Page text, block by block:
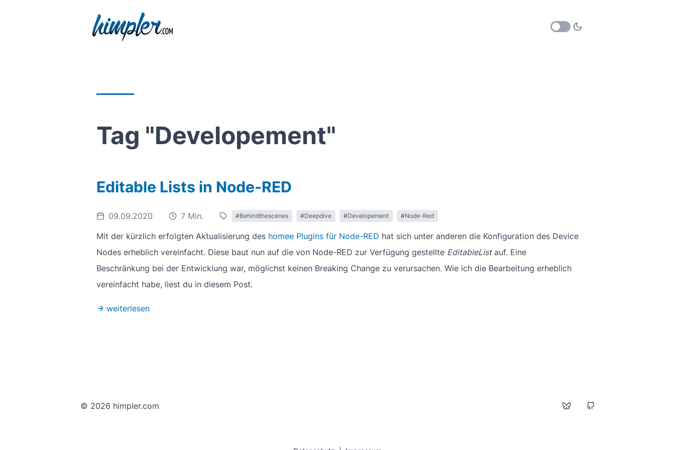
Tag "Developement"
Editable Lists in Node-RED
09.09.2020 7 Min. #Behindthescenes #Deepdive #Developement #Node-Red
Mit der kürzlich erfolgten Aktualisierung des homee Plugins für Node-RED hat sich unter anderen die Konfiguration des Device
Nodes erheblich vereinfacht. Diese baut nun auf die von Node-RED zur Verfügung gestellte EditableListauf. Eine
Beschränkung bei der Entwicklung war, möglichst keinen Breaking Change zu verursachen. Wie ich die Bearbeitung erheblich
vereinfacht habe, liest du in diesem Post.
weiterlesen
© 2026 himpler.com